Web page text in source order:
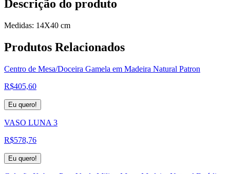
Descrição do produto
Medidas: 14X40 cm
Produtos Relacionados
Centro de Mesa/Doceira Gamela em Madeira Natural Patron
R$405,60
Eu quero!
VASO LUNA 3
R$578,76
Eu quero!